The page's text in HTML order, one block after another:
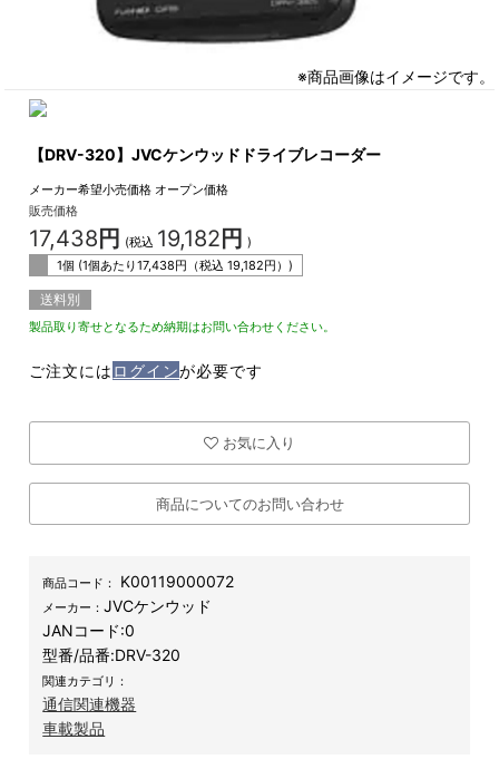
※商品画像はイメージです。
【DRV-320】JVCケンウッドドライブレコーダー
メーカー希望小売価格 オープン価格
販売価格
17,438 円 (税込 19,182 円 )
1個 (1個あたり17,438円（税込19,182円）)
送料別
製品取り寄せとなるため納期はお問い合わせください。
ご注文には ログインが必要です
お気に入り
商品についてのお問い合わせ
商品コード： K00119000072
メーカー：JVCケンウッド
JANコード:0
型番/品番:DRV-320
関連カテゴリ：
通信関連機器
車載製品